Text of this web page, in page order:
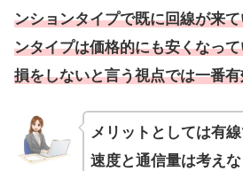
ンションタイプで既に回線が来
ンタイプは価格的にも安くなっ
損をしないと言う視点では一番
メリットとしては有
速度と通信量は考え